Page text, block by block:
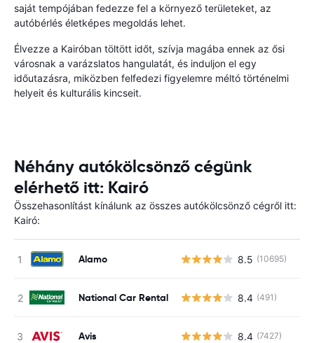
saját tempójában fedezze fel a környező területeket, az
autóbérlés életképes megoldás lehet.
Élvezze a Kairóban töltött időt, szívja magába ennek az ősi
városnak a varázslatos hangulatát, és induljon el egy
időutazásra, miközben felfedezi figyelemre méltó történelmi
helyeit és kulturális kincseit.
Néhány autókölcsönző cégünk
elérhető itt: Kairó
Összehasonlítást kínálunk az összes autókölcsönző cégről itt:
Kairó:
Alamo 8.5 (10695)
National Car Rental 8.4 (491)
Avis 8.4 (7427)